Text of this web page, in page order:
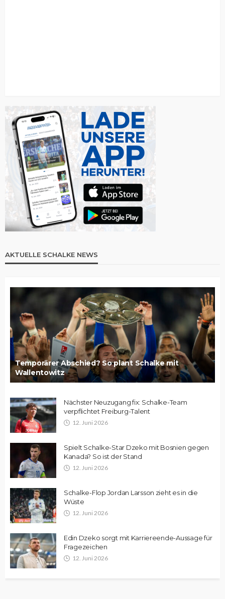
AKTUELLE SCHALKE NEWS
Temporärer Abschied? So plant Schalke mit
Wallentowitz
Nächster Neuzugang fix: Schalke-Team
verpflichtet Freiburg-Talent
12. Juni 2026
Spielt Schalke-Star Dzeko mit Bosnien gegen
Kanada? So ist der Stand
12. Juni 2026
Schalke-Flop Jordan Larsson zieht es in die
Wüste
12. Juni 2026
Edin Dzeko sorgt mit Karriereende-Aussage für
Fragezeichen
12. Juni 2026